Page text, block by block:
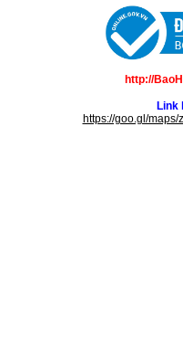
http://
Link
https://goo.gl/